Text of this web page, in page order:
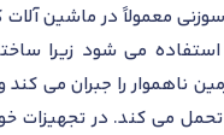
معمولاً در ماشین آلات
می شود زیرا
ناهموار را جبران می
می کند. در تجهیزات